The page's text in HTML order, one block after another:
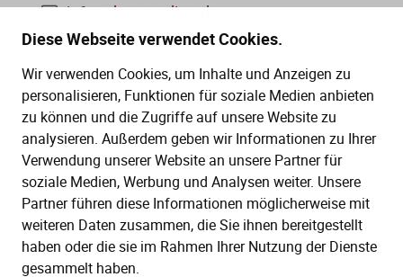
Diese Webseite verwendet Cookies.
Wir verwenden Cookies, um Inhalte und Anzeigen zu
personalisieren, Funktionen für soziale Medien anbieten
zu können und die Zugriffe auf unsere Website zu
analysieren. Außerdem geben wir Informationen zu Ihrer
Verwendung unserer Website an unsere Partner für
soziale Medien, Werbung und Analysen weiter. Unsere
Partner führen diese Informationen möglicherweise mit
weiteren Daten zusammen, die Sie ihnen bereitgestellt
haben oder die sie im Rahmen Ihrer Nutzung der Dienste
gesammelt haben.
info@dws-medien.de
Mo.–Do. 08:00–16:00 Uhr
Fr. 08:00–13:30 Uhr
SERVICE
Hilfe (FAQ)
Gesetze
KAUF UND BESTELLUNG
Versand und Lieferung